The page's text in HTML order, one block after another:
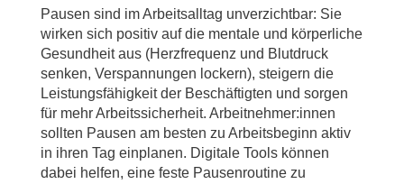
Pausen sind im Arbeitsalltag unverzichtbar: Sie
wirken sich positiv auf die mentale und körperliche
Gesundheit aus (Herzfrequenz und Blutdruck
senken, Verspannungen lockern), steigern die
Leistungsfähigkeit der Beschäftigten und sorgen
für mehr Arbeitssicherheit. Arbeitnehmer:innen
sollten Pausen am besten zu Arbeitsbeginn aktiv
in ihren Tag einplanen. Digitale Tools können
dabei helfen, eine feste Pausenroutine zu